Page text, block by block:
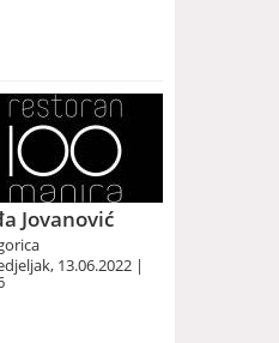
Jovanović
13.06.2022 |